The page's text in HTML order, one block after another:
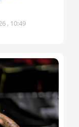
10:49